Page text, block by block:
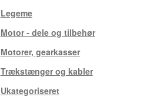
Legeme
Motor - dele og tilbehør
Motorer, gearkasser
Trækstænger og kabler
Ukategoriseret